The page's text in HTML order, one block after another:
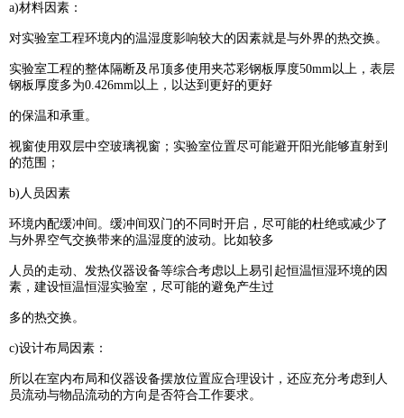
a)材料因素：
对实验室工程环境内的温湿度影响较大的因素就是与外界的热交换。
实验室工程的整体隔断及吊顶多使用夹芯彩钢板厚度50mm以上，表层
钢板厚度多为0.426mm以上，以达到 更好的更好
的保温和承重。
视窗使用双层中空玻璃视窗；实验室位置尽可能避开阳光能够直射到
的范围；
b) 人员因素
环境内配缓冲间。缓冲间双门的不同时开启，尽可能的杜绝或减少了
与外界空气交换带来的温湿度的波动。
比如较多
人员的走动、发热仪器设备等综合考虑以上易引起恒温恒湿环境的因
素，建设恒温恒湿实验室，尽可能的避免产生过
多的热交换。
c)设计布局因素：
所以在室内布局和仪器设备摆放位置应合理设计，还应充分考虑到人
员流动与物品流动的方向是否符合工作要求。